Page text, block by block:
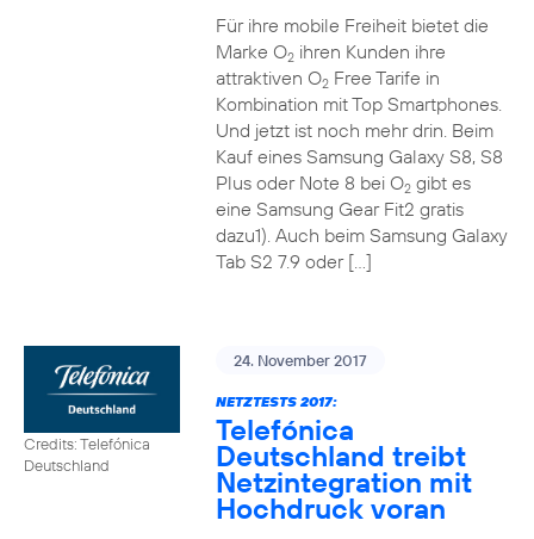
Für ihre mobile Freiheit bietet die
Marke O2ihren Kunden ihre
attraktiven O2Free Tarife in
Kombination mit Top Smartphones.
Und jetzt ist noch mehr drin. Beim
Kauf eines Samsung Galaxy S8, S8
Plus oder Note 8 bei O2gibt es
eine Samsung Gear Fit2 gratis
dazu1). Auch beim Samsung Galaxy
Tab S2 7.9 oder […]
Credits: Telefónica
Deutschland
24. November 2017
NETZTESTS 2017:
Telefónica
Deutschland treibt
Netzintegration mit
Hochdruck voran